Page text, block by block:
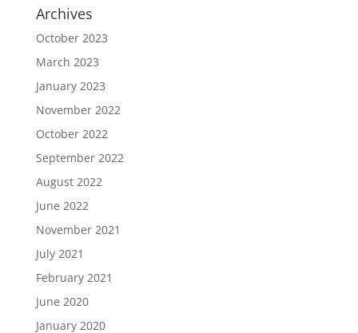
Archives
October 2023
March 2023
January 2023
November 2022
October 2022
September 2022
August 2022
June 2022
November 2021
July 2021
February 2021
June 2020
January 2020